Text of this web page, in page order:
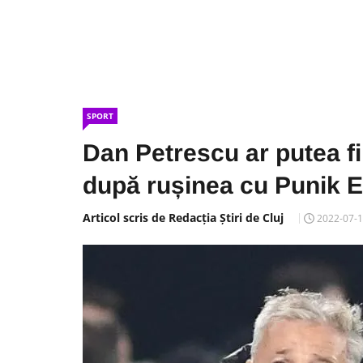
SPORT
Dan Petrescu ar putea
după rușinea cu Punik
Articol scris de Redacția Știri de Cluj 2022-07-